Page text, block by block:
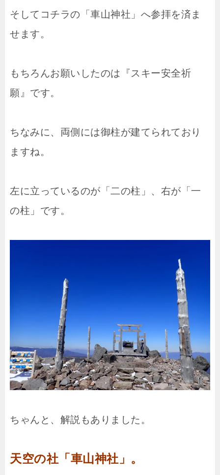
そしてコチラの「車山神社」へ参拝を済ま
せます。
もちろんお願いしたのは『スキー安全祈
願』です。
ちなみに、両側には御柱が建てられており
ますね。
左に立っているのが「二の柱」、右が「一
の柱」です。
ちゃんと、解説もありました。
天空の社「車山神社」。